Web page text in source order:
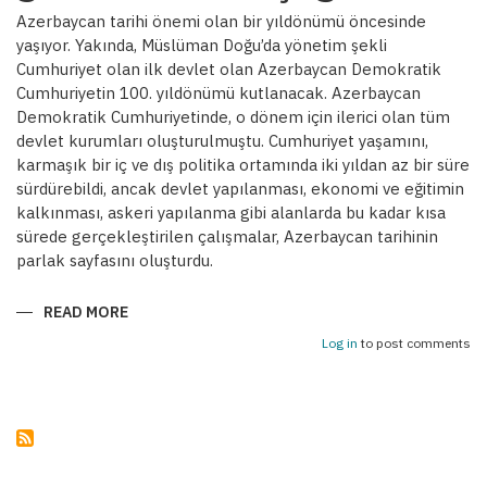
Azerbaycan tarihi önemi olan bir yıldönümü öncesinde
yaşıyor. Yakında, Müslüman Doğu’da yönetim şekli
Cumhuriyet olan ilk devlet olan Azerbaycan Demokratik
Cumhuriyetin 100. yıldönümü kutlanacak. Azerbaycan
Demokratik Cumhuriyetinde, o dönem için ilerici olan tüm
devlet kurumları oluşturulmuştu. Cumhuriyet yaşamını,
karmaşık bir iç ve dış politika ortamında iki yıldan az bir süre
sürdürebildi, ancak devlet yapılanması, ekonomi ve eğitimin
kalkınması, askeri yapılanma gibi alanlarda bu kadar kısa
sürede gerçekleştirilen çalışmalar, Azerbaycan tarihinin
parlak sayfasını oluşturdu.
READ MORE
Log in to post comments